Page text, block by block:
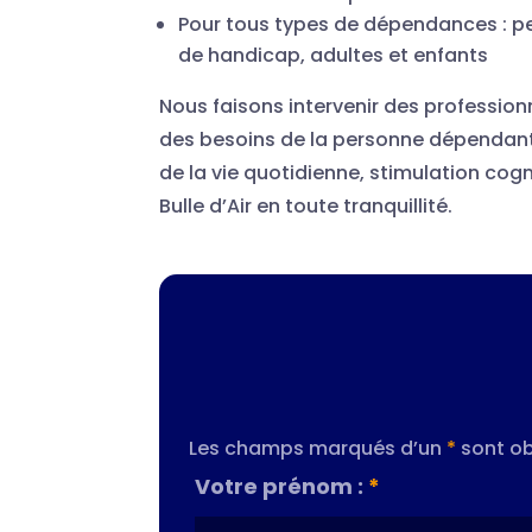
Pour tous types de dépendances :
de handicap, adultes et enfants
Nous faisons intervenir des
des besoins de la personne
de la vie quotidienne, stimulation
Bulle d’Air en toute tranquillité.
Les champs marqués d’un * sont
Votre prénom : *